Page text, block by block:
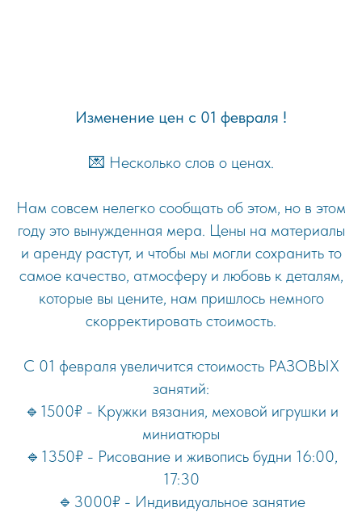
Изменение цен с 01 февраля !
💌 Несколько слов о ценах.
Нам совсем нелегко сообщать об этом, но в этом
году это вынужденная мера. Цены на материалы
и аренду растут, и чтобы мы могли сохранить то
самое качество, атмосферу и любовь к деталям,
которые вы цените, нам пришлось немного
скорректировать стоимость.
С 01 февраля увеличится стоимость РАЗОВЫХ
занятий:
🔹1500₽ - Кружки вязания, меховой игрушки и
миниатюры
🔹1350₽ - Рисование и живопись будни 16:00,
17:30
🔹3000₽ - Индивидуальное занятие